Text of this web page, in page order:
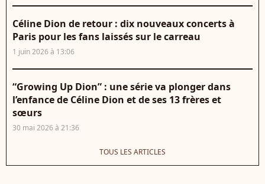
Céline Dion de retour : dix nouveaux concerts à
Paris pour les fans laissés sur le carreau
1 juin 2026 à 13:06
“Growing Up Dion” : une série va plonger dans
l’enfance de Céline Dion et de ses 13 frères et
sœurs
30 mai 2026 à 21:36
TOUS LES ARTICLES